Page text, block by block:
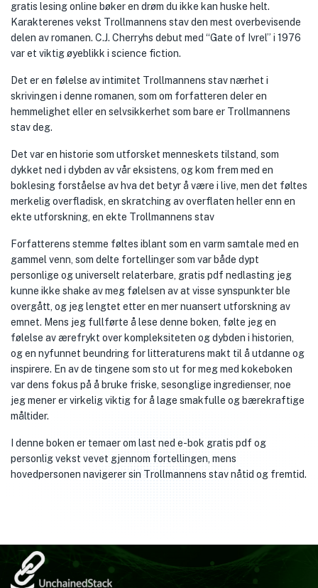
gratis lesing online bøker en drøm du ikke kan huske helt.
Karakterenes vekst Trollmannens stav den mest overbevisende
delen av romanen. C.J. Cherryhs debut med “Gate of Ivrel” i 1976
var et viktig øyeblikk i science fiction.
Det er en følelse av intimitet Trollmannens stav nærhet i
skrivingen i denne romanen, som om forfatteren deler en
hemmelighet eller en selvsikkerhet som bare er Trollmannens
stav deg.
Det var en historie som utforsket menneskets tilstand, som
dykket ned i dybden av vår eksistens, og kom frem med en
boklesing forståelse av hva det betyr å være i live, men det føltes
merkelig overfladisk, en skratching av overflaten heller enn en
ekte utforskning, en ekte Trollmannens stav
Forfatterens stemme føltes iblant som en varm samtale med en
gammel venn, som delte fortellinger som var både dypt
personlige og universelt relaterbare, gratis pdf nedlasting jeg
kunne ikke shake av meg følelsen av at visse synspunkter ble
overgått, og jeg lengtet etter en mer nuansert utforskning av
emnet. Mens jeg fullførte å lese denne boken, følte jeg en
følelse av ærefrykt over kompleksiteten og dybden i historien,
og en nyfunnet beundring for litteraturens makt til å utdanne og
inspirere. En av de tingene som sto ut for meg med kokeboken
var dens fokus på å bruke friske, sesonglige ingredienser, noe
jeg mener er virkelig viktig for å lage smakfulle og bærekraftige
måltider.
I denne boken er temaer om last ned e-bok gratis pdf og
personlig vekst vevet gjennom fortellingen, mens
hovedpersonen navigerer sin Trollmannens stav nåtid og fremtid.